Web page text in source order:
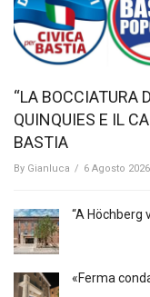
“LA BOCCIATURA
QUINQUIES E IL
BASTIA
By Gianluca / 6 Agosto 2026
“A Höchberg
«Ferma